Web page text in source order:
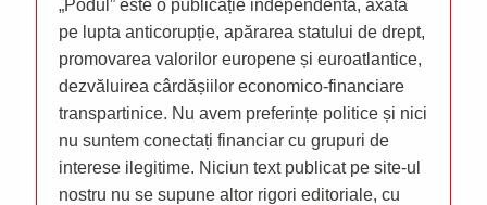
„Podul” este o publicație independentă, axată
pe lupta anticorupție, apărarea statului de drept,
promovarea valorilor europene și euroatlantice,
dezvăluirea cârdășiilor economico-financiare
transpartinice. Nu avem preferințe politice și nici
nu suntem conectați financiar cu grupuri de
interese ilegitime. Niciun text publicat pe site-ul
nostru nu se supune altor rigori editoriale, cu